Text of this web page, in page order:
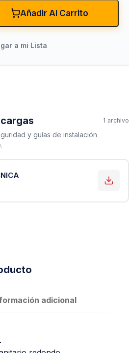
Añadir Al Carrito
a mi Lista
1 archivo
y guías de instalación
adicional